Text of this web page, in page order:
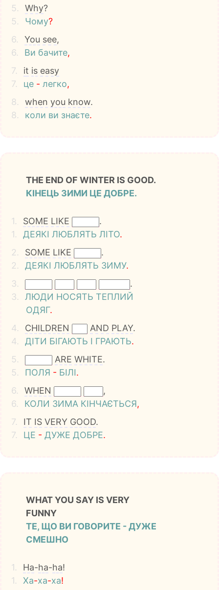
5. Why?
5.
Чому?
6.
You see,
6.
Ви бачите,
7.
it is easy
7.
це - легко,
8.
when you know.
8.
коли ви знаєте.
THE END OF WINTER IS GOOD.
КІНЕЦЬ ЗИМИ ЦЕ ДОБРЕ.
1. SOME LIKE
.
1.
ДЕЯКІ ЛЮБЛЯТЬ ЛІТО.
2.
SOME LIKE
.
2.
ДЕЯКІ ЛЮБЛЯТЬ ЗИМУ.
3.
.
3.
ЛЮДИ НОСЯТЬ ТЕПЛИЙ
ОДЯГ.
4.
CHILDREN AND PLAY.
4.
ДІТИ БІГАЮТЬ І ГРАЮТЬ.
5.
ARE WHITE.
5.
ПОЛЯ - БІЛІ.
6.
WHEN
,
6.
КОЛИ ЗИМА КІНЧАЄТЬСЯ,
7.
IT IS VERY GOOD.
7.
ЦЕ - ДУЖЕ ДОБРЕ.
WHAT YOU SAY IS VERY
FUNNY
ТЕ, ЩО ВИ ГОВОРИТЕ - ДУЖЕ
СМЕШНО
1. Ha-ha-ha!
1.
Ха-ха-ха!